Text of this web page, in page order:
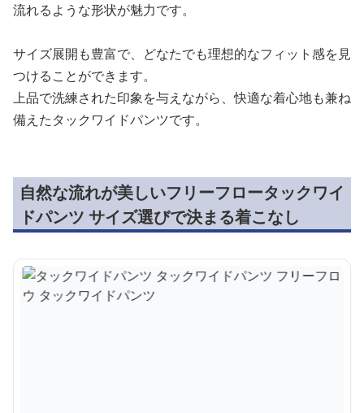
流れるような形状が魅力です。
サイズ展開も豊富で、どなたでも理想的なフィット感を見
つけることができます。
上品で洗練された印象を与えながら、快適な着心地も兼ね
備えたタックワイドパンツです。
自然な流れが美しいフリーフロータックワイ
ドパンツ サイズ選びで決まる着こなし